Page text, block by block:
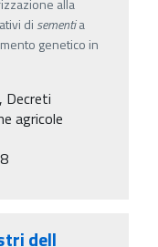
alla
di sementia
genetico in
Decreti
agricole
dell